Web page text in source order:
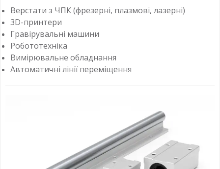
Верстати з ЧПК (фрезерні, плазмові, лазерні)
3D-принтери
Гравірувальні машини
Робототехніка
Вимірювальне обладнання
Автоматичні лінії переміщення